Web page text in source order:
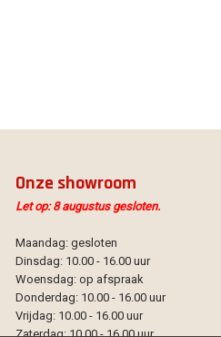
Onze showroom
Let op: 8 augustus gesloten.
Maandag: gesloten
Dinsdag: 10.00 - 16.00 uur
Woensdag: op afspraak
Donderdag: 10.00 - 16.00 uur
Vrijdag: 10.00 - 16.00 uur
Zaterdag: 10.00 - 16.00 uur